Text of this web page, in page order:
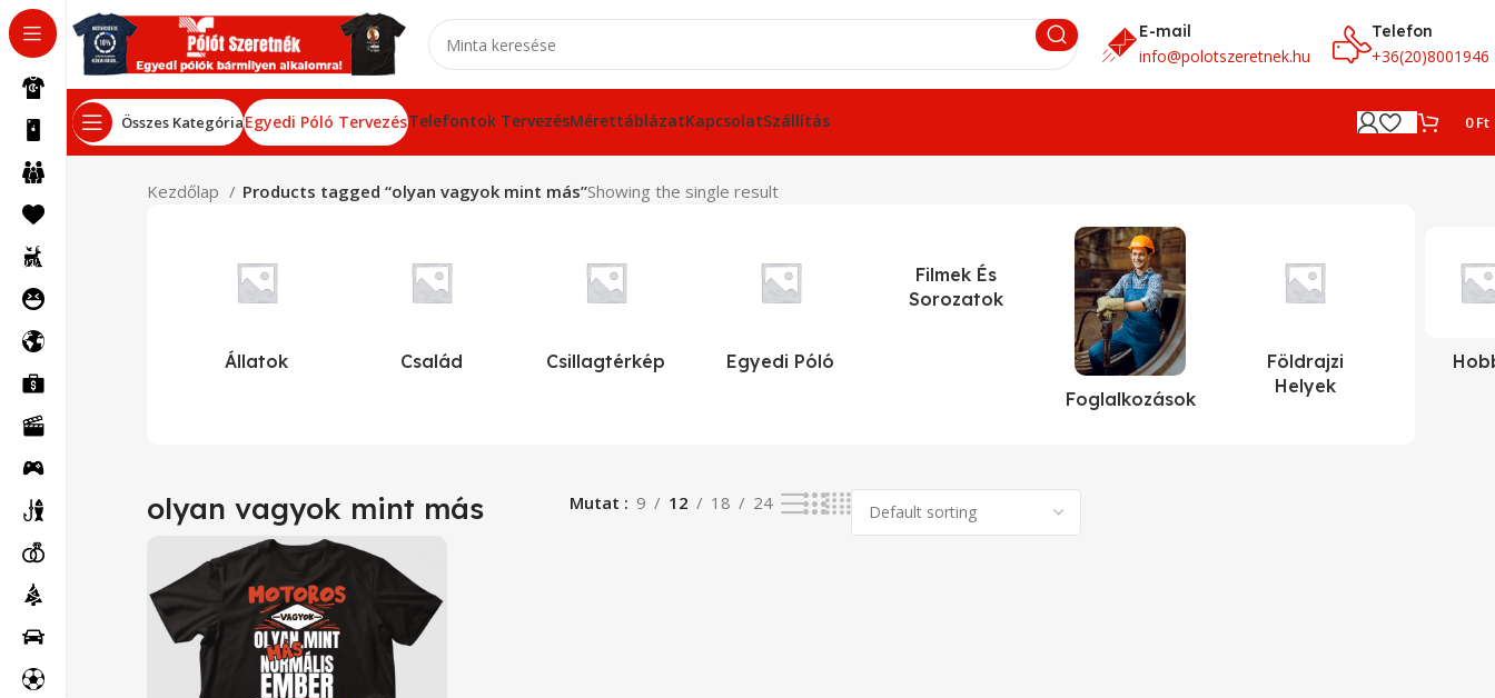
E-mail
info@polotszeretnek.hu
Telefon
+36(20)8001946
Összes KategóriaEgyedi Póló TervezésTelefontok TervezésMérettáblázatKapcsolatSzállítás 0Ft
Kezdőlap Products tagged “olyan vagyok mint más”Showing the single result
Állatok Család Csillagtérkép Egyedi Póló
Filmek És
Sorozatok
Foglalkozások
Földrajzi
Helyek
olyan vagyok mint más Mutat 9 12 18 24